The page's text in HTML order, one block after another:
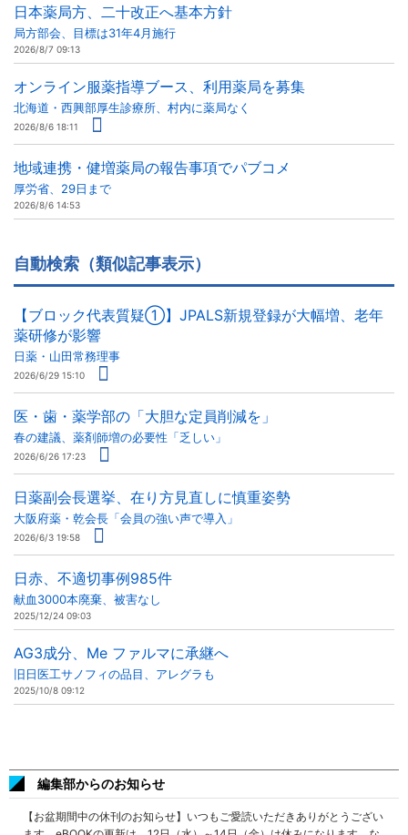
日本薬局方、二十改正へ基本方針
局方部会、目標は31年4月施行
2026/8/7 09:13
オンライン服薬指導ブース、利用薬局を募集
北海道・西興部厚生診療所、村内に薬局なく
2026/8/6 18:11
地域連携・健増薬局の報告事項でパブコメ
厚労省、29日まで
2026/8/6 14:53
自動検索（類似記事表示）
【ブロック代表質疑①】JPALS新規登録が大幅増、老年
薬研修が影響
日薬・山田常務理事
2026/6/29 15:10
医・歯・薬学部の「大胆な定員削減を」
春の建議、薬剤師増の必要性「乏しい」
2026/6/26 17:23
日薬副会長選挙、在り方見直しに慎重姿勢
大阪府薬・乾会長「会員の強い声で導入」
2026/6/3 19:58
日赤、不適切事例985件
献血3000本廃棄、被害なし
2025/12/24 09:03
AG3成分、Me ファルマに承継へ
旧日医工サノフィの品目、アレグラも
2025/10/8 09:12
編集部からのお知らせ
【お盆期間中の休刊のお知らせ】いつもご愛読いただきありがとうござい